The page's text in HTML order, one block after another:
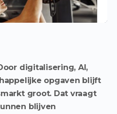
digitalisering, AI,
opgaven blijft
groot. Dat vraagt
blijven